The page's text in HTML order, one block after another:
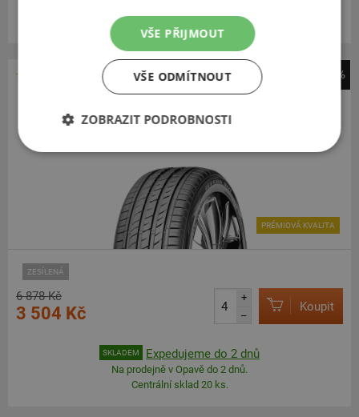
-49%
Nexen
N*Fera SU1
ZESÍLENÁ
PRÉMIOVÁ KVALITA
6 878 Kč
3 504 Kč
+
–
Koupit
SKLADEM Expedujeme do 2 dnů
Na prodejně v Opavě do 2 dnů.
Centrální sklad 20 ks.
VŠE PŘIJMOUT
VŠE ODMÍTNOUT
ZOBRAZIT PODROBNOSTI